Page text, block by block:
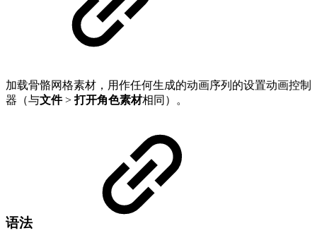
加载骨骼网格素材，用作任何生成的动画序列的设置动画控制
器（与文件>打开角色素材相同）。
语法